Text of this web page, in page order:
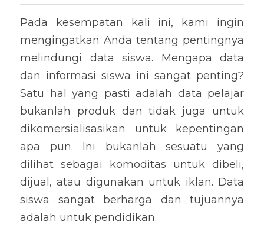
Pada kesempatan kali ini, kami ingin
mengingatkan Anda tentang pentingnya
melindungi data siswa. Mengapa data
dan informasi siswa ini sangat penting?
Satu hal yang pasti adalah data pelajar
bukanlah produk dan tidak juga untuk
dikomersialisasikan untuk kepentingan
apa pun. Ini bukanlah sesuatu yang
dilihat sebagai komoditas untuk dibeli,
dijual, atau digunakan untuk iklan. Data
siswa sangat berharga dan tujuannya
adalah untuk pendidikan.